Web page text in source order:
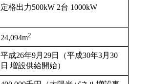
定格出力500kW 2台 1000kW
24,094m2
平成26年9月29日（平成30年3月30
日 増設供給開始）